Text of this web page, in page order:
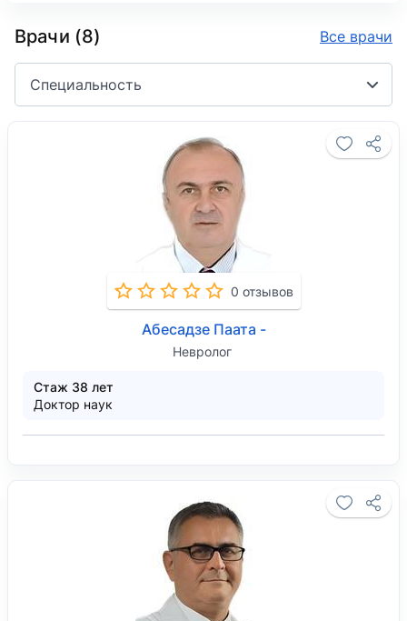
Врачи (8) Все врачи
Специальность
0 отзывов
Абесадзе Паата -
Невролог
Стаж 38 лет
Доктор наук